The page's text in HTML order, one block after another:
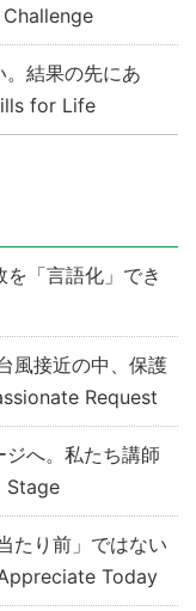
。結果の先にあ
for Life
「言語化」でき
風接近の中、保護
Request
ジへ。私たち講師
Stage
たり前」ではない
Today